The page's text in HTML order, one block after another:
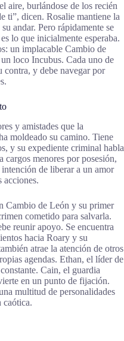
aire, burlándose de los recién
ti”, dicen. Rosalie mantiene la
andar. Pero rápidamente se
lo que inicialmente esperaba.
un implacable Cambio de
loco Incubus. Cada uno de
contra, y debe navegar por
y amistades que la
moldeado su camino. Tiene
y su expediente criminal habla
cargos menores por posesión,
intención de liberar a un amor
acciones.
Cambio de León y su primer
cometido para salvarla.
reunir apoyo. Se encuentra
hacia Roary y su
atrae la atención de otros
agendas. Ethan, el líder de
Cain, el guardia
en un punto de fijación.
multitud de personalidades
caótica.